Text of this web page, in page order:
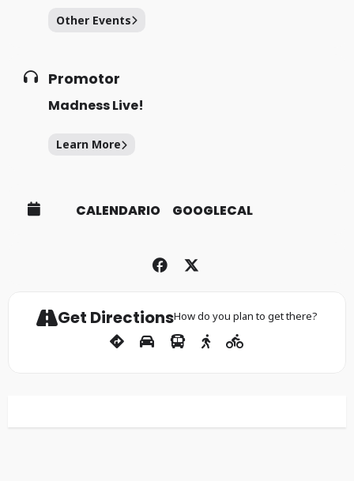
Other Events
Promotor
Madness Live!
Learn More
CALENDARIO GOOGLECAL
Get DirectionsHow do you plan to get there?